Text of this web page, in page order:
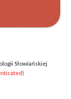
Słowiańskiej